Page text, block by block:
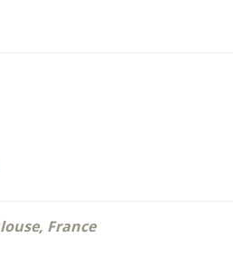
France